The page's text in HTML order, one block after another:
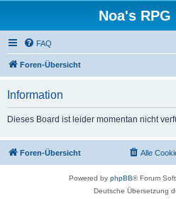
Noa's RPG
FAQ
Foren-Übersicht
Information
Dieses Board ist leider momentan nicht
Foren-Übersicht Alle
Powered by phpBB® Forum
Deutsche Übersetzung